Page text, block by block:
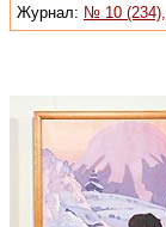
Журнал: № 10